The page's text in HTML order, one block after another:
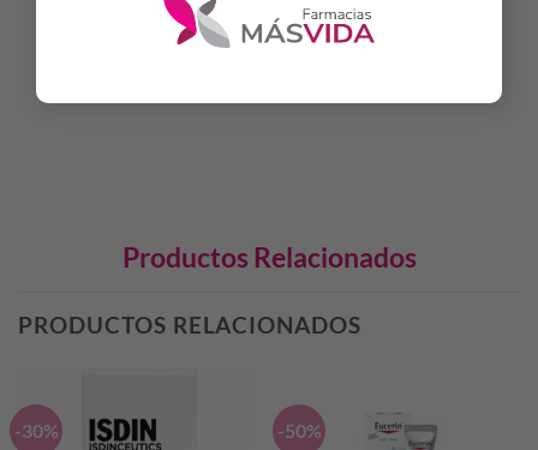
MODO DE USO
Aplicala por la mañana y por la noche en el rostro, el cuello y
Productos Relacionados
PRODUCTOS RELACIONADOS
-30% -50%